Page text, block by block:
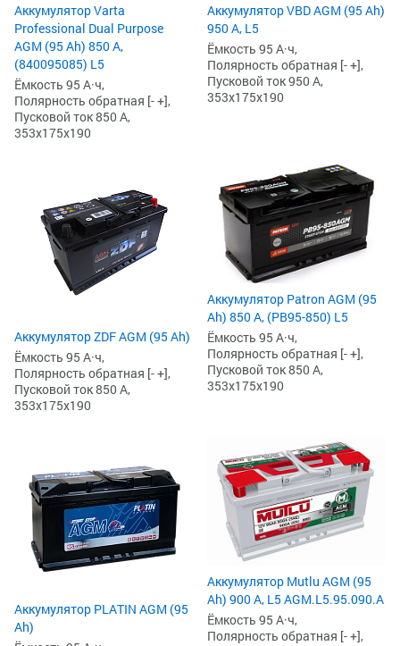
Аккумулятор Varta
Professional Dual Purpose
AGM (95 Ah) 850 А,
(840095085) L5
Ёмкость 95 А·ч,
Полярность обратная [- +],
Пусковой ток 850 А,
353x175x190
Аккумулятор VBD AGM (95 Ah)
950 А, L5
Ёмкость 95 А·ч,
Полярность обратная [- +],
Пусковой ток 950 А,
353x175x190
Аккумулятор ZDF AGM (95 Ah)
Ёмкость 95 А·ч,
Полярность обратная [- +],
Пусковой ток 850 А,
353x175x190
Аккумулятор Patron AGM (95
Ah) 850 А, (PB95-850) L5
Ёмкость 95 А·ч,
Полярность обратная [- +],
Пусковой ток 850 А,
353x175x190
Аккумулятор PLATIN AGM (95
Ah)
Аккумулятор Mutlu AGM (95
Ah) 900 А, L5 AGM.L5.95.090.A
Ёмкость 95 А·ч,
Полярность обратная [- +],